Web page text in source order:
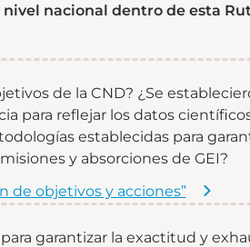
nacional dentro de esta
de la CND? ¿Se
para reflejar los datos
establecidas para
y absorciones de GEI?
de objetivos y acciones”
garantizar la exactitud y